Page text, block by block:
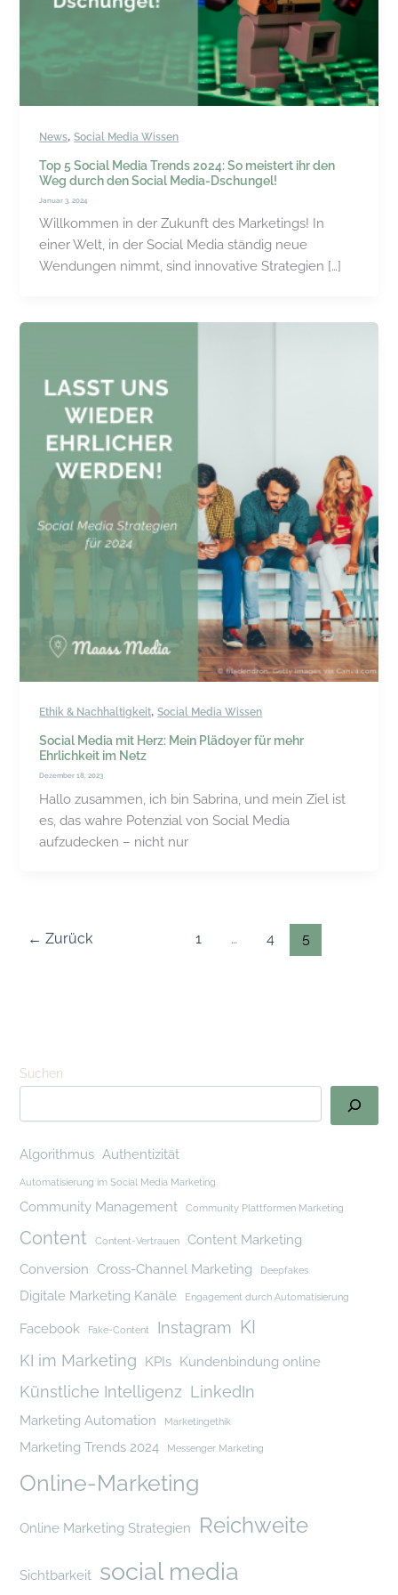
News,Social Media Wissen
Top 5 Social Media Trends 2024: So meistert ihr den
Weg durch den Social Media-Dschungel!
Januar 3, 2024
Willkommen in der Zukunft des Marketings! In
einer Welt, in der Social Media ständig neue
Wendungen nimmt, sind innovative Strategien […]
Ethik & Nachhaltigkeit,Social Media Wissen
Social Media mit Herz: Mein Plädoyer für mehr
Ehrlichkeit im Netz
Dezember 18, 2023
Hallo zusammen, ich bin Sabrina, und mein Ziel ist
es, das wahre Potenzial von Social Media
aufzudecken – nicht nur
← Zurück 1 … 4 5
Suchen
Algorithmus Authentizität
Automatisierung im Social Media Marketing
Community Management Community Plattformen Marketing
Content Content-Vertrauen
Content Marketing
Conversion Cross-Channel Marketing Deepfakes
Digitale Marketing Kanäle Engagement durch Automatisierung
Facebook Fake-Content Instagram KI
KI im Marketing KPIs Kundenbindung online
Künstliche Intelligenz LinkedIn
Marketing Automation Marketingethik
Marketing Trends 2024 Messenger Marketing
Online-Marketing
Online Marketing Strategien Reichweite
Sichtbarkeit social media